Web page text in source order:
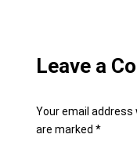
Leave a
Your email address
are marked *